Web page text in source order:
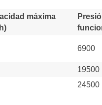
máxima
6900
19500
24500